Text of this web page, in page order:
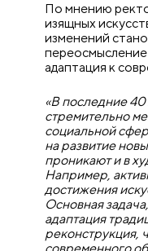
По мнению
изящных
изменений
переосмысление
адаптация к
«В последние 40
стремительно
социальной
на развитие
проникают и в
Например,
достижения
Основная
адаптация
реконструкция,